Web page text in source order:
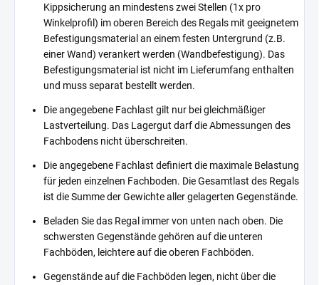
Kippsicherung an mindestens zwei Stellen (1x pro
Winkelprofil) im oberen Bereich des Regals mit geeignetem
Befestigungsmaterial an einem festen Untergrund (z.B.
einer Wand) verankert werden (Wandbefestigung). Das
Befestigungsmaterial ist nicht im Lieferumfang enthalten
und muss separat bestellt werden.
Die angegebene Fachlast gilt nur bei gleichmäßiger
Lastverteilung. Das Lagergut darf die Abmessungen des
Fachbodens nicht überschreiten.
Die angegebene Fachlast definiert die maximale Belastung
für jeden einzelnen Fachboden. Die Gesamtlast des Regals
ist die Summe der Gewichte aller gelagerten Gegenstände.
Beladen Sie das Regal immer von unten nach oben. Die
schwersten Gegenstände gehören auf die unteren
Fachböden, leichtere auf die oberen Fachböden.
Gegenstände auf die Fachböden legen, nicht über die